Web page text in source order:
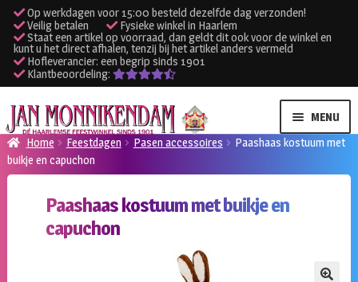
Op werkdagen voor 15:00 besteld dezelfde dag verzonden!
Veilig betalen
Fysieke winkel in Haarlem
Staat een artikel op voorraad, dan geldt dit ook voor de winkel en
kunt u het direct afhalen, tenzij bij het artikel anders vermeld
Hofleverancier: een begrip sinds 1901
Klantbeoordeling:
Ga
door
naar
navigatie
Ga
naar
de
inhoud
MENU
Verhuur kleding
Verhuur apparatuur
Home Feestdagen Pasen accessoires
Paashaas kostuum met
buikje en capuchon
Paashaas kostuum met buikje en
capuchon